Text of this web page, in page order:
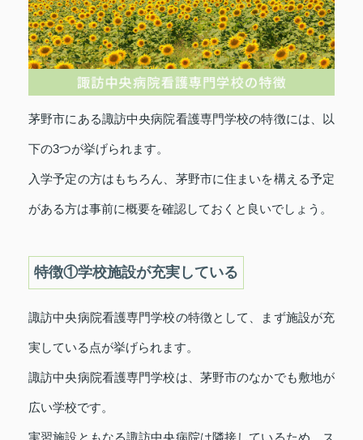
茅野市にある諏訪中央病院看護専門学校の特徴には、以
下の3つが挙げられます。
入学予定の方はもちろん、茅野市に住まいを構える予定
がある方は事前に概要を確認しておくと良いでしょう。
特徴①学校施設が充実している
諏訪中央病院看護専門学校の特徴として、まず施設が充
実している点が挙げられます。
諏訪中央病院看護専門学校は、茅野市のなかでも敷地が
広い学校です。
実習施設ともなる諏訪中央病院は隣接しているため、ス